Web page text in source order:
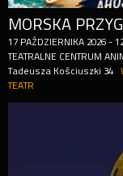
17 PAŹDZIERNIKA 2026 -
TEATRALNE CENTRUM
Tadeusza Kościuszki 34
TEATR